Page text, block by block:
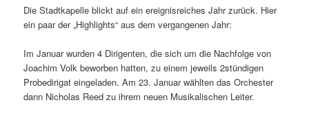
Die Stadtkapelle blickt auf ein ereignisreiches Jahr zurück. Hier
ein paar der „Highlights“ aus dem vergangenen Jahr:
Im Januar wurden 4 Dirigenten, die sich um die Nachfolge von
Joachim Volk beworben hatten, zu einem jeweils 2stündigen
Probedirigat eingeladen. Am 23. Januar wählten das Orchester
dann Nicholas Reed zu ihrem neuen Musikalischen Leiter.